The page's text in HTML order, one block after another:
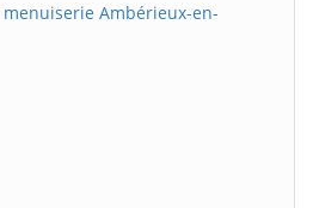
Ambérieux-en-